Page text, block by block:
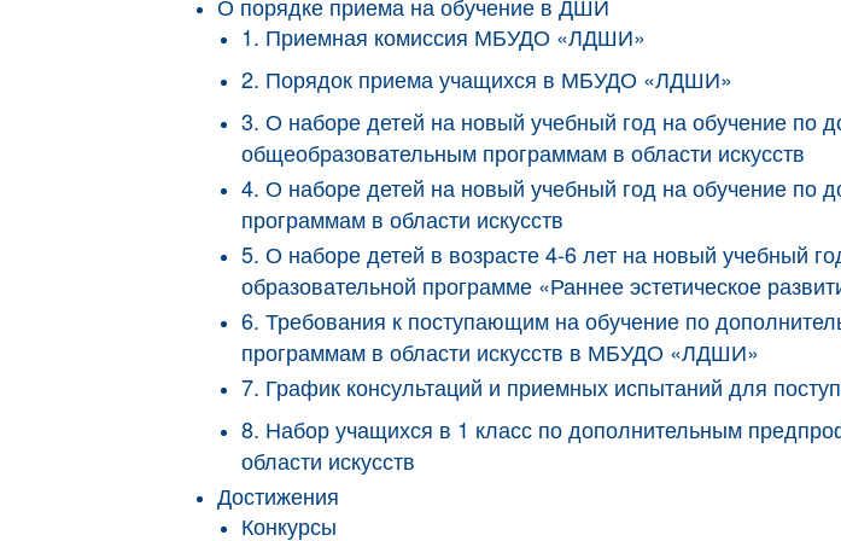
1. Приемная комиссия МБУДО «ЛДШИ»
2. Порядок приема учащихся в МБУДО «ЛДШИ»
3. О наборе детей на новый учебный год на обучение по
общеобразовательным программам в области искусств
4. О наборе детей на новый учебный год на обучение
программам в области искусств
5. О наборе детей в возрасте 4-6 лет на новый учебный
образовательной программе «Раннее эстетическое
6. Требования к поступающим на обучение по
программам в области искусств в МБУДО «ЛДШИ»
7. График консультаций и приемных испытаний для
8. Набор учащихся в 1 класс по дополнительным
области искусств
Достижения
Конкурсы